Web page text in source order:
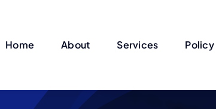
Home About Services Policy